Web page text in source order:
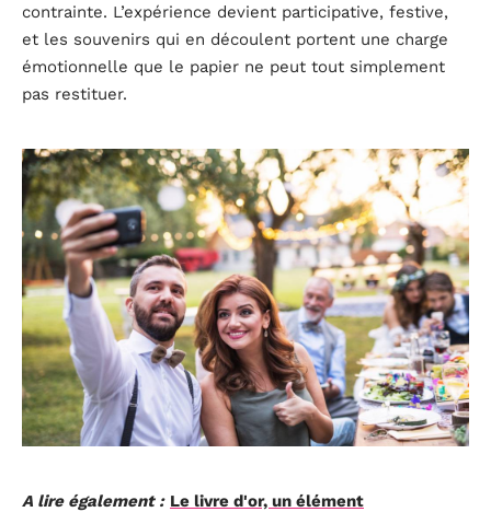
contrainte. L’expérience devient participative, festive,
et les souvenirs qui en découlent portent une charge
émotionnelle que le papier ne peut tout simplement
pas restituer.
A lire également : Le livre d'or, un élément